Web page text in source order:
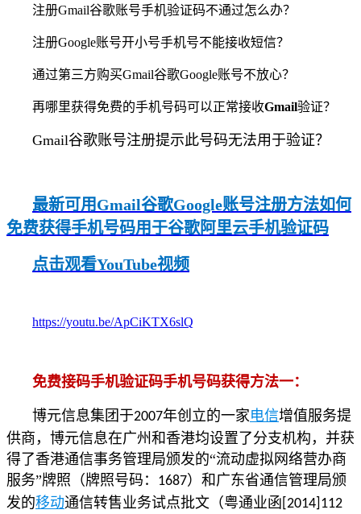
注册Gmail谷歌账号手机验证码不通过怎么办？
注册Google账号开小号手机号不能接收短信？
通过第三方购买Gmail谷歌Google账号不放心？
再哪里获得免费的手机号码可以正常接收Gmail验证？
Gmail谷歌账号注册提示此号码无法用于验证？
最新可用Gmail谷歌Google账号注册方法如何
免费获得手机号码用于谷歌阿里云手机验证码
点击观看YouTube视频
https://youtu.be/ApCiKTX6slQ
免费接码手机验证码手机号码获得方法一：
博元信息集团于2007年创立的一家电信增值服务提
供商，博元信息在广州和香港均设置了分支机构，并获
得了香港通信事务管理局颁发的“流动虚拟网络营办商
服务”牌照（牌照号码： 1687）和广东省通信管理局颁
发的移动通信转售业务试点批文（粤通业函 [2014]112